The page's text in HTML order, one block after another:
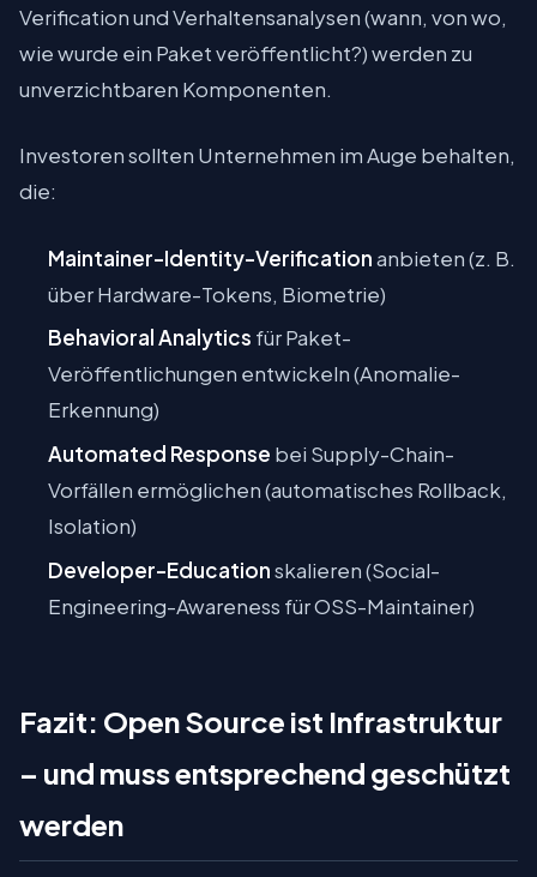
Verification und Verhaltensanalysen (wann, von wo,
wie wurde ein Paket veröffentlicht?) werden zu
unverzichtbaren Komponenten.
Investoren sollten Unternehmen im Auge behalten,
die:
Maintainer-Identity-Verificationanbieten (z. B.
über Hardware-Tokens, Biometrie)
Behavioral Analytics für Paket-
Veröffentlichungen entwickeln (Anomalie-
Erkennung)
Automated Response bei Supply-Chain-
Vorfällen ermöglichen (automatisches Rollback,
Isolation)
Developer-Educationskalieren (Social-
Engineering-Awareness für OSS-Maintainer)
Fazit: Open Source ist Infrastruktur
– und muss entsprechend geschützt
werden